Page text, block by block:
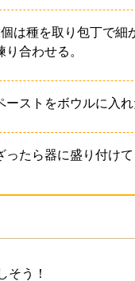
は種を取り包丁で細
り合わせる。
ーストをボウルに入
ったら器に盛り付けて
そう！